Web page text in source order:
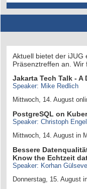
Aktuell bietet der iJUG
Präsenztreffen an. Wir
Jakarta Tech Talk - A
Speaker: Mike Redlich
Mittwoch, 14. August
PostgreSQL on
Speaker: Christoph
Mittwoch, 14. August in
Bessere
Know the Echtzeit
Speaker: Korhan
Donnerstag, 15. August